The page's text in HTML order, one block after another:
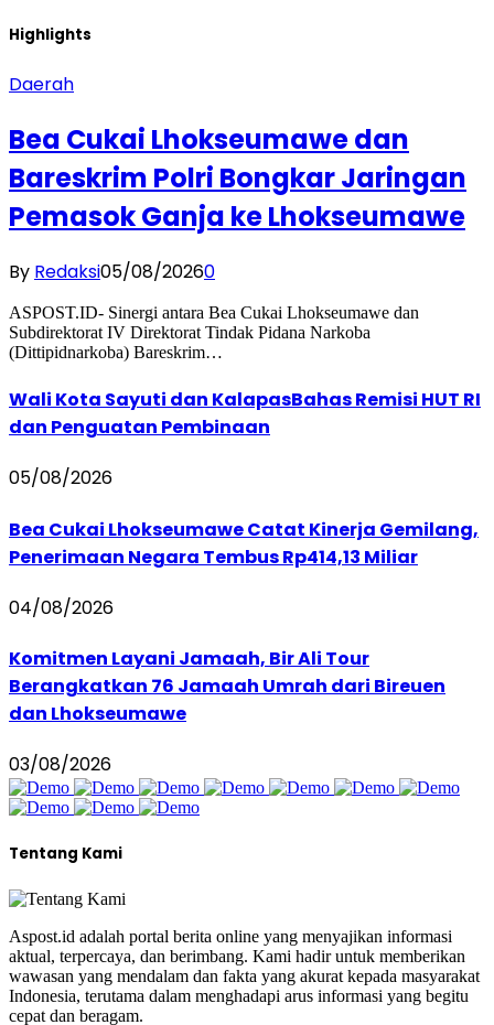
Highlights
Daerah
Bea Cukai Lhokseumawe dan
Bareskrim Polri Bongkar Jaringan
Pemasok Ganja ke Lhokseumawe
By Redaksi05/08/20260
ASPOST.ID- Sinergi antara Bea Cukai Lhokseumawe dan
Subdirektorat IV Direktorat Tindak Pidana Narkoba
(Dittipidnarkoba) Bareskrim…
Wali Kota Sayuti dan KalapasBahas Remisi HUT RI
dan Penguatan Pembinaan
05/08/2026
Bea Cukai Lhokseumawe Catat Kinerja Gemilang,
Penerimaan Negara Tembus Rp414,13 Miliar
04/08/2026
Komitmen Layani Jamaah, Bir Ali Tour
Berangkatkan 76 Jamaah Umrah dari Bireuen
dan Lhokseumawe
03/08/2026
Tentang Kami
Aspost.id adalah portal berita online yang menyajikan informasi
aktual, terpercaya, dan berimbang. Kami hadir untuk memberikan
wawasan yang mendalam dan fakta yang akurat kepada masyarakat
Indonesia, terutama dalam menghadapi arus informasi yang begitu
cepat dan beragam.